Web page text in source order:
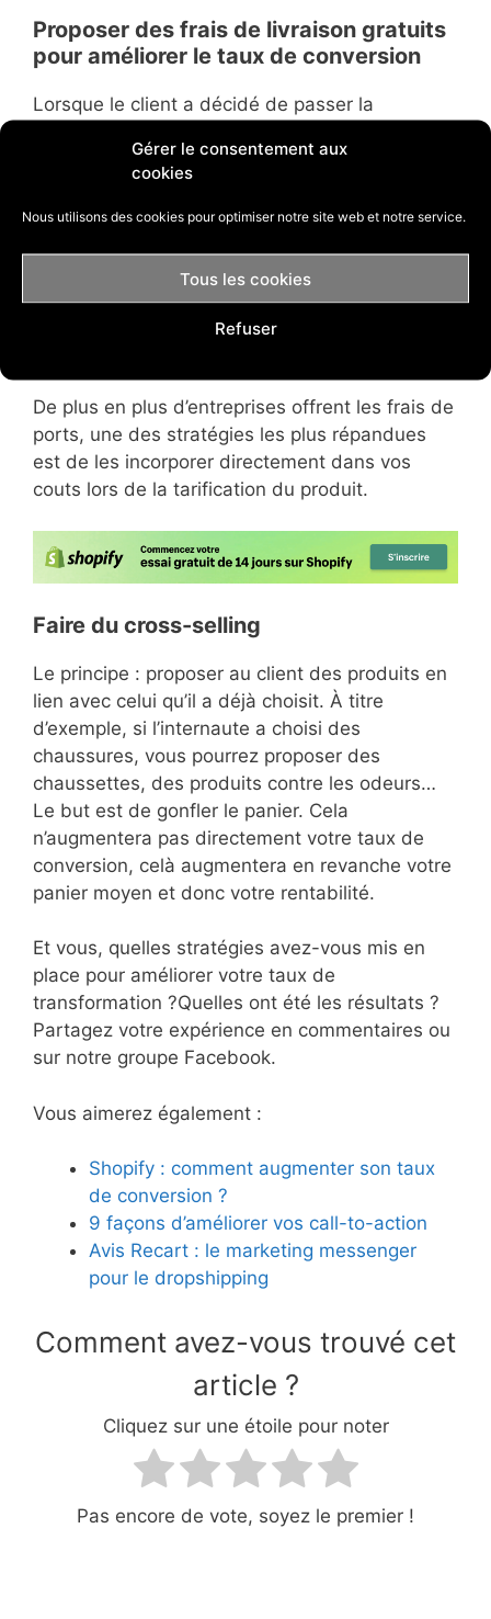
Gérer le consentement aux
cookies
Nous utilisons des cookies pour optimiser notre site web et notre service.
Tous les cookies
Refuser
Proposer des frais de livraison gratuits
pour améliorer le taux de conversion
Lorsque le client a décidé de passer la
tarif final s’affiche, avec les taxes, le produit
choisi, la type de carte bancaire, mais aussi…
les frais de livraison.
Si vous ne pouvez plus jouer sur les autres
paramètres, vous devriez mettre toutes les
chances de votre côté en proposant des frais
De plus en plus d’entreprises offrent les frais de
ports, une des stratégies les plus répandues
est de les incorporer directement dans vos
couts lors de la tarification du produit.
Faire du cross-selling
Le principe : proposer au client des produits en
lien avec celui qu’il a déjà choisit. À titre
d’exemple, si l’internaute a choisi des
chaussures, vous pourrez proposer des
chaussettes, des produits contre les odeurs…
Le but est de gonfler le panier. Cela
n’augmentera pas directement votre taux de
conversion, celà augmentera en revanche votre
panier moyen et donc votre rentabilité.
Et vous, quelles stratégies avez-vous mis en
place pour améliorer votre taux de
transformation ?Quelles ont été les résultats ?
Partagez votre expérience en commentaires ou
sur notre groupe Facebook.
Vous aimerez également :
Shopify : comment augmenter son taux
de conversion ?
9 façons d’améliorer vos call-to-action
Avis Recart : le marketing messenger
pour le dropshipping
Comment avez-vous trouvé cet
article ?
Cliquez sur une étoile pour noter
Pas encore de vote, soyez le premier !